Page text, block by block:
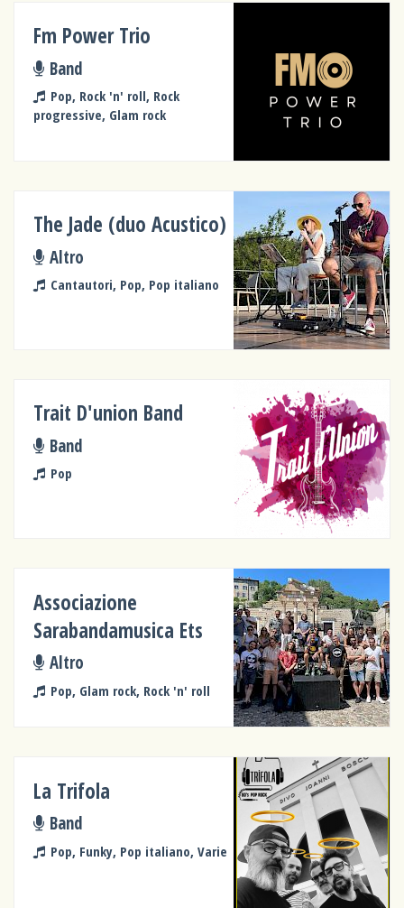
Fm Power Trio
Band
Pop, Rock 'n' roll, Rock
progressive, Glam rock
The Jade (duo Acustico)
Altro
Cantautori, Pop, Pop italiano
Trait D'union Band
Band
Pop
Associazione
Sarabandamusica Ets
Altro
Pop, Glam rock, Rock 'n' roll
La Trifola
Band
Pop, Funky, Pop italiano, Varie